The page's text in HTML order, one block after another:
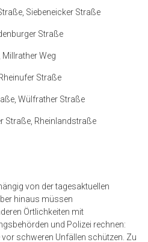
Siebeneicker Straße
Straße
Weg
Straße
Wülfrather Straße
Straße, Rheinlandstraße
von der tagesaktuellen
hinaus müssen
Örtlichkeiten mit
und Polizei rechnen:
vor schweren Unfällen schützen. Zu